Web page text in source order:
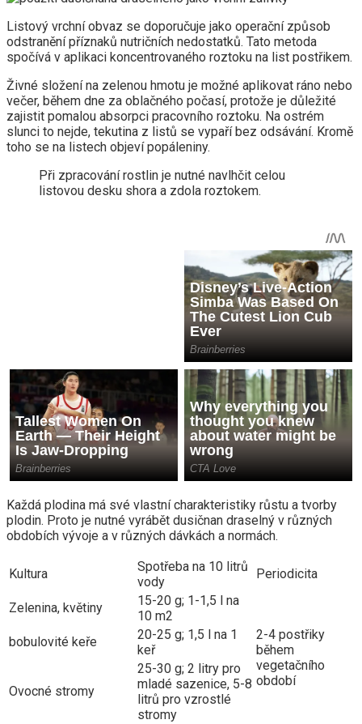
Listový vrchní obvaz se doporučuje jako operační způsob
odstranění příznaků nutričních nedostatků. Tato metoda
spočívá v aplikaci koncentrovaného roztoku na list postřikem.
Živné složení na zelenou hmotu je možné aplikovat ráno nebo
večer, během dne za oblačného počasí, protože je důležité
zajistit pomalou absorpci pracovního roztoku. Na ostrém
slunci to nejde, tekutina z listů se vypaří bez odsávání. Kromě
toho se na listech objeví popáleniny.
Při zpracování rostlin je nutné navlhčit celou
listovou desku shora a zdola roztokem.
Každá plodina má své vlastní charakteristiky růstu a tvorby
plodin. Proto je nutné vyrábět dusičnan draselný v různých
obdobích vývoje a v různých dávkách a normách.
Kultura
Spotřeba na 10 litrů
vody
Periodicita
Zelenina, květiny
15-20 g; 1-1,5 l na
10 m2
2-4 postřiky
během
vegetačního
období
bobulovité keře
20-25 g; 1,5 l na 1
keř
Ovocné stromy
25-30 g; 2 litry pro
mladé sazenice, 5-8
litrů pro vzrostlé
stromy